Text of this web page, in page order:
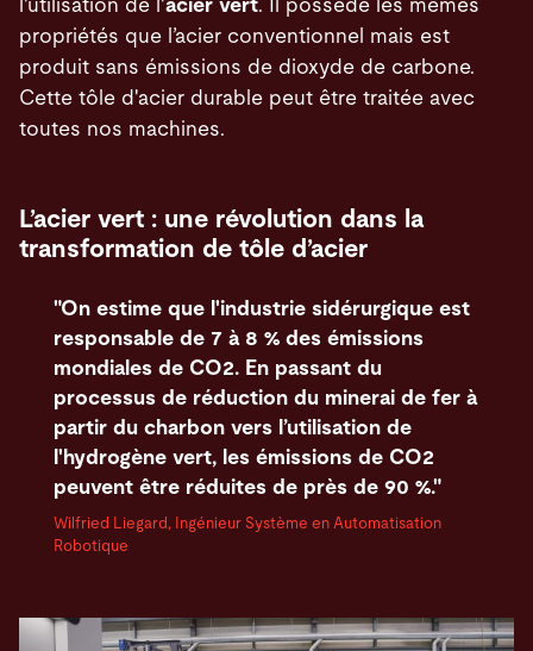
l'utilisation de l'acier vert.
Il possède les mêmes
propriétés que l’acier conventionnel mais est
produit sans émissions de dioxyde de carbone.
Cette tôle d'acier durable peut être traitée avec
toutes nos machines.
L’acier vert : une révolution dans la
transformation de tôle d’acier
"On estime que l'industrie sidérurgique est
responsable de 7 à 8 % des émissions
mondiales de CO2. En passant du
processus de réduction du minerai de fer à
partir du charbon vers l’utilisation de
l'hydrogène vert, les émissions de CO2
peuvent être réduites de près de 90 %."
Wilfried Liegard, Ingénieur Système en Automatisation
Robotique